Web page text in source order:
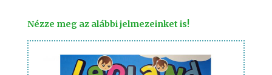
Nézze meg az alábbi jelmezeinket is!